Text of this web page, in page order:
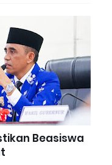
Beasiswa